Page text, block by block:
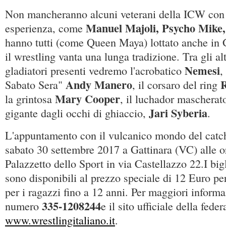
Non mancheranno alcuni veterani della ICW
esperienza, come Manuel Majoli, Psycho
hanno tutti (come Queen Maya) lottato anche in
il wrestling vanta una lunga tradizione. Tra gli
gladiatori presenti vedremo l'acrobatico Nemesi,
Sabato Sera" Andy Manero, il corsaro del ring
la grintosa Mary Cooper, il luchador
gigante dagli occhi di ghiaccio, Jari Syberia.
L'appuntamento con il vulcanico mondo del
sabato 30 settembre 2017 a Gattinara (VC) alle
Palazzetto dello Sport in via Castellazzo 22.I
sono disponibili al prezzo speciale di 12 Euro
per i ragazzi fino a 12 anni. Per maggiori
numero 335-1208244e il sito ufficiale della
www.wrestlingitaliano.it.